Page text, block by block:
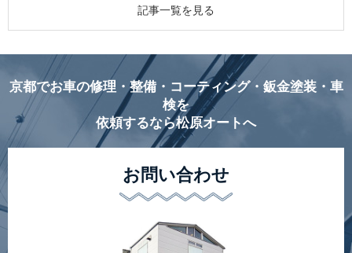
記事一覧を見る
京都でお車の修理・整備・コーティング・鈑金塗装・車
検を
依頼するなら松原オートへ
お問い合わせ